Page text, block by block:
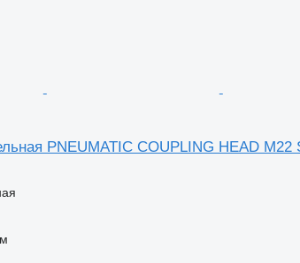
PNEUMATIC COUPLING HEAD M22